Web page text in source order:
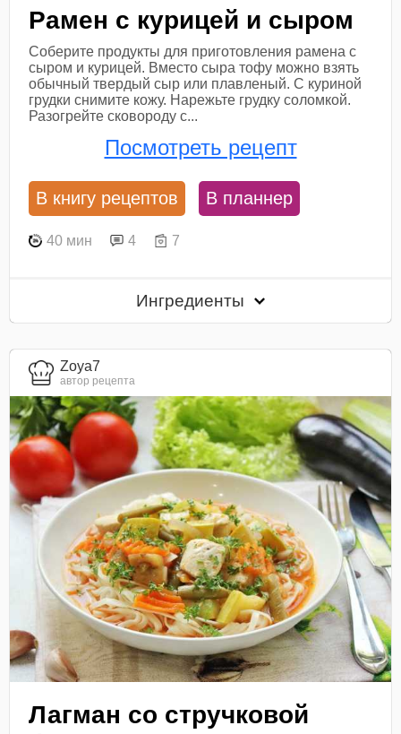
Рамен с курицей и сыром
Соберите продукты для приготовления рамена с
сыром и курицей. Вместо сыра тофу можно взять
обычный твердый сыр или плавленый. С куриной
грудки снимите кожу. Нарежьте грудку соломкой.
Разогрейте сковороду с...
Посмотреть рецепт
В книгу рецептов В планнер
40 мин 4 7
Ингредиенты
Zoya7
автор рецепта
Лагман со стручковой